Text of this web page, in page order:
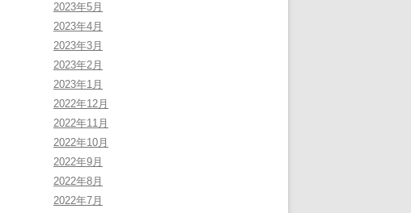
2023年5月
2023年4月
2023年3月
2023年2月
2023年1月
2022年12月
2022年11月
2022年10月
2022年9月
2022年8月
2022年7月